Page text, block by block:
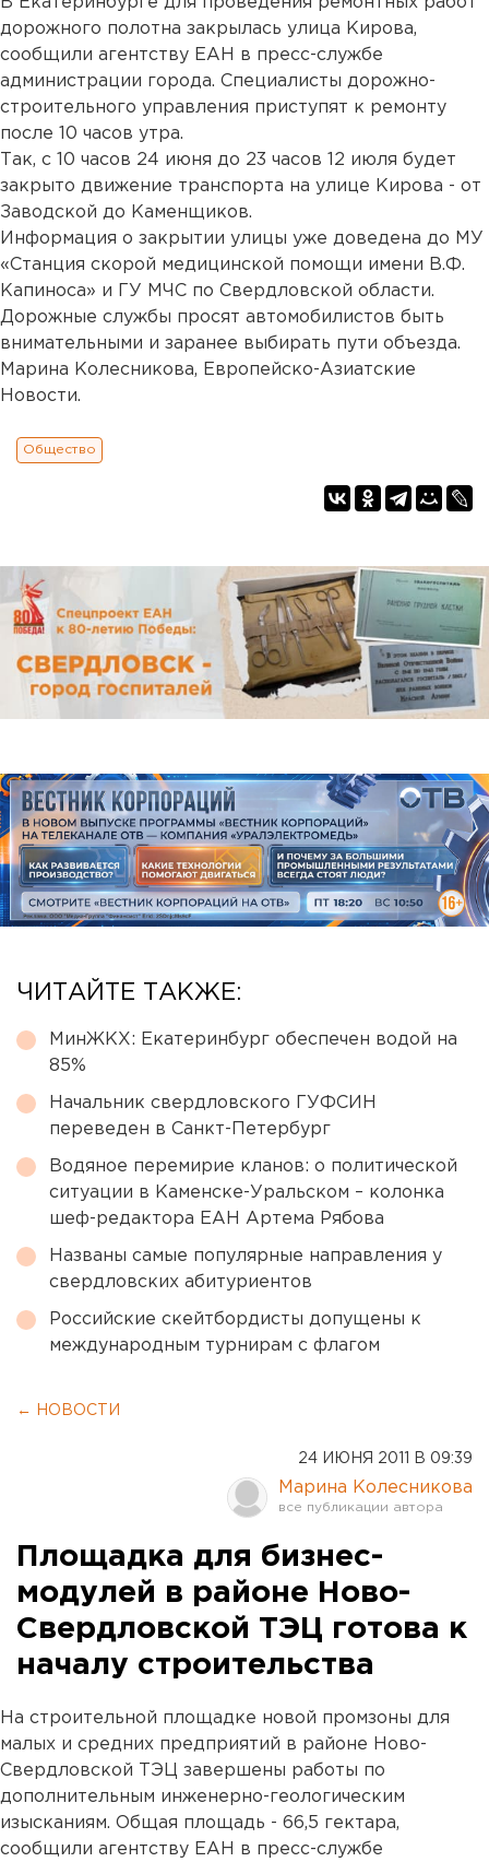
дорожного полотна закрылась улица Кирова,
сообщили агентству ЕАН в пресс-службе
администрации города. Специалисты дорожно-
строительного управления приступят к ремонту
после 10 часов утра.
Так, с 10 часов 24 июня до 23 часов 12 июля будет
закрыто движение транспорта на улице Кирова - от
Заводской до Каменщиков.
Информация о закрытии улицы уже доведена до МУ
«Станция скорой медицинской помощи имени В.Ф.
Капиноса» и ГУ МЧС по Свердловской области.
Дорожные службы просят автомобилистов быть
внимательными и заранее выбирать пути объезда.
Марина Колесникова, Европейско-Азиатские
Новости.
Общество
ЧИТАЙТЕ ТАКЖЕ:
МинЖКХ: Екатеринбург обеспечен водой на
85%
Начальник свердловского ГУФСИН
переведен в Санкт-Петербург
Водяное перемирие кланов: о политической
ситуации в Каменске-Уральском – колонка
шеф-редактора ЕАН Артема Рябова
Названы самые популярные направления у
свердловских абитуриентов
Российские скейтбордисты допущены к
международным турнирам с флагом
← НОВОСТИ
24 ИЮНЯ 2011 В 09:39
Марина Колесникова
Площадка для бизнес-
модулей в районе Ново-
Свердловской ТЭЦ готова к
началу строительства
На строительной площадке новой промзоны для
малых и средних предприятий в районе Ново-
Свердловской ТЭЦ завершены работы по
дополнительным инженерно-геологическим
изысканиям. Общая площадь - 66,5 гектара,
сообщили агентству ЕАН в пресс-службе